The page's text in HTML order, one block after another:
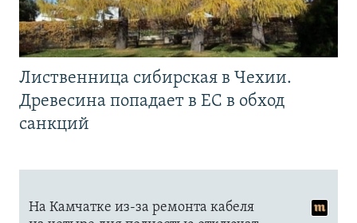
Лиственница сибирская в Чехии.
Древесина попадает в ЕС в обход
санкций